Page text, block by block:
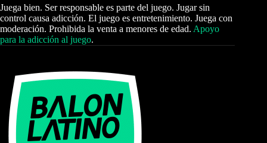
Juega bien. Ser responsable es parte del juego. Jugar sin
control causa adicción. El juego es entretenimiento. Juega con
moderación. Prohibida la venta a menores de edad. Apoyo
para la adicción al juego.